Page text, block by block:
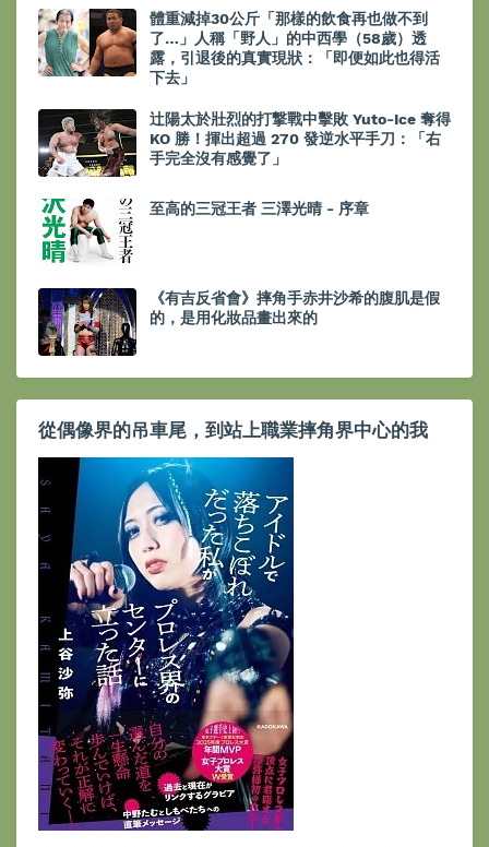
體重減掉30公斤「那樣的飲食再也做不到
了…」人稱「野人」的中西學（58歲）透
露，引退後的真實現狀：「即便如此也得活
下去」
辻陽太於壯烈的打撃戰中擊敗 Yuto-Ice 奪得
KO 勝！揮出超過 270 發逆水平手刀：「右
手完全沒有感覺了」
至高的三冠王者 三澤光晴 - 序章
《有吉反省會》摔角手赤井沙希的腹肌是假
的，是用化妝品畫出來的
從偶像界的吊車尾，到站上職業摔角界中心的我